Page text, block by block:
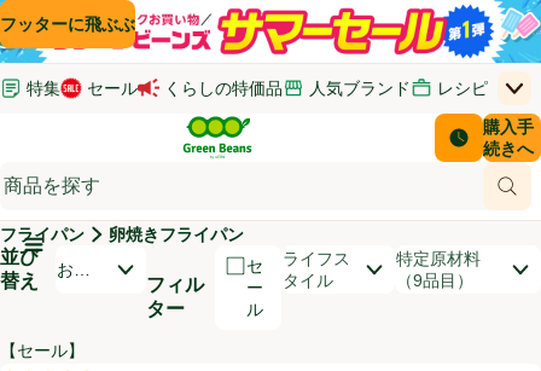
コンテンツに飛ぶ
検索に飛ぶ
フッターに飛ぶ
特集 セール くらしの特価品 人気ブランド レシピ
はじめてのお買い物ガイド
(新しいウィンドウで開く) (新しいウィンドウで開く)
サポート・ヘルプ・お問い合わせ
(新しいウィンドウで開く)
上
Green Beans
商
配送日時
購入手
続きへ
お客さ
￥0
メインメニュ―ボタン
フライパン 卵焼きフライパン
並び
替え
開いて並び替えオプションのリストを見る
おす
フィル
ター
セ
ー
ル
ライフス
タイル
特定原材料
（9品目）
【セール】